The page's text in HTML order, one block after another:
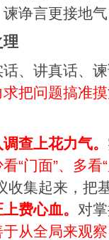
诤言更接地
话、讲真话、
把问题搞准
查上花力气。
看“门面”、多看
收集起来，把
费心血。 对
于从全局来观